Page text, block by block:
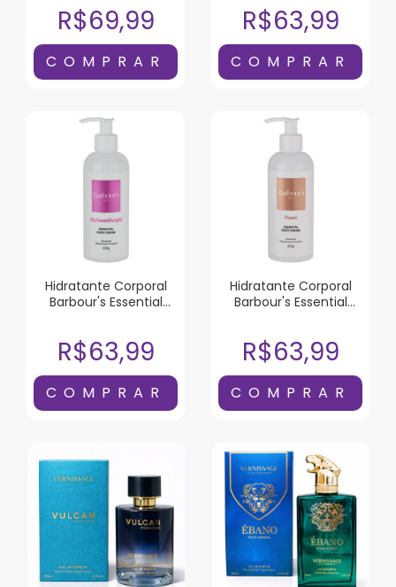
R$69,99 R$63,99
Hidratante Corporal
Barbour's Essential
R$63,99
Hidratante Corporal
Barbour's Essential
R$63,99